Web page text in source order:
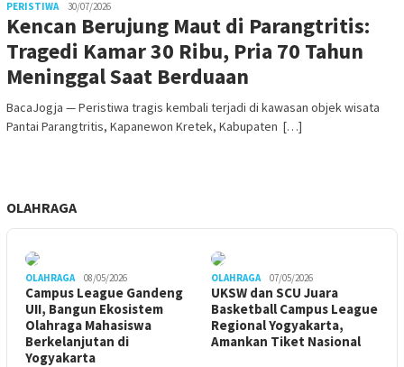
PERISTIWA 30/07/2026
Kencan Berujung Maut di Parangtritis:
Tragedi Kamar 30 Ribu, Pria 70 Tahun
Meninggal Saat Berduaan
BacaJogja — Peristiwa tragis kembali terjadi di kawasan objek wisata
Pantai Parangtritis, Kapanewon Kretek, Kabupaten […]
OLAHRAGA
OLAHRAGA 08/05/2026
Campus League Gandeng
UII, Bangun Ekosistem
Olahraga Mahasiswa
Berkelanjutan di
Yogyakarta
OLAHRAGA 07/05/2026
UKSW dan SCU Juara
Basketball Campus League
Regional Yogyakarta,
Amankan Tiket Nasional